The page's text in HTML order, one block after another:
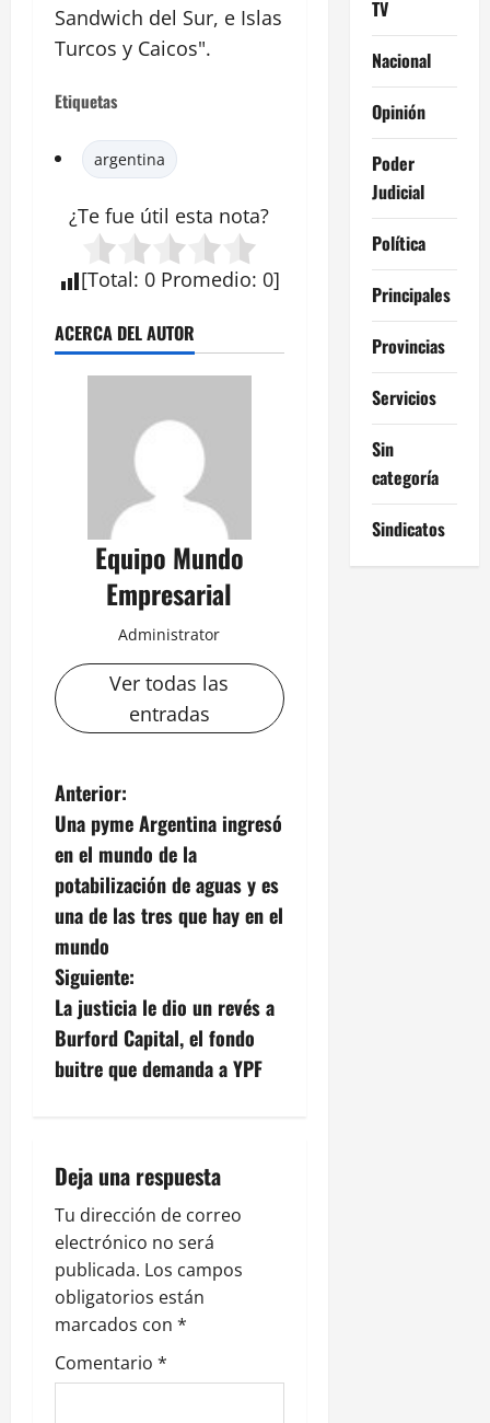
Sandwich del Sur, e Islas
Turcos y Caicos".
Etiquetas
argentina
¿Te fue útil esta nota?
[Total: 0 Promedio: 0]
ACERCA DEL AUTOR
Equipo Mundo
Empresarial
Administrator
Ver todas las
entradas
N
a
v
e
g
a
c
ó
n
d
e
e
n
Anterior:
Una pyme Argentina ingresó
en el mundo de la
potabilización de aguas y es
una de las tres que hay en el
mundo
Siguiente:
La justicia le dio un revés a
Burford Capital, el fondo
buitre que demanda a YPF
Deja una respuesta
Tu dirección de correo
electrónico no será
publicada. Los campos
obligatorios están
marcados con *
Comentario *
TV
Nacional
Opinión
Poder
Judicial
Política
Principales
Provincias
Servicios
Sin
categoría
Sindicatos